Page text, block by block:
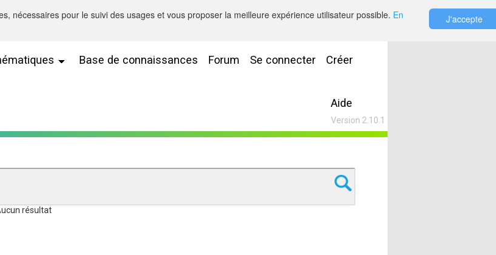
Base de connaissances Forum Se connecter Créer
Aide
Version 2.10.1
résultat
nécessaires pour le suivi des usages et vous proposer la meilleure expérience utilisateur possible. En
J'accepte